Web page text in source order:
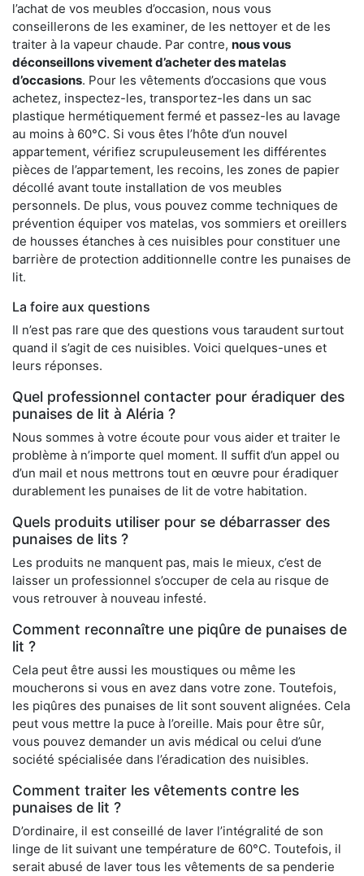
l’achat de vos meubles d’occasion, nous vous
conseillerons de les examiner, de les nettoyer et de les
traiter à la vapeur chaude. Par contre, nous vous
déconseillons vivement d’acheter des matelas
d’occasions. Pour les vêtements d’occasions que vous
achetez, inspectez-les, transportez-les dans un sac
plastique hermétiquement fermé et passez-les au lavage
au moins à 60°C. Si vous êtes l’hôte d’un nouvel
appartement, vérifiez scrupuleusement les différentes
pièces de l’appartement, les recoins, les zones de papier
décollé avant toute installation de vos meubles
personnels. De plus, vous pouvez comme techniques de
prévention équiper vos matelas, vos sommiers et oreillers
de housses étanches à ces nuisibles pour constituer une
barrière de protection additionnelle contre les punaises de
lit.
La foire aux questions
Il n’est pas rare que des questions vous taraudent surtout
quand il s’agit de ces nuisibles. Voici quelques-unes et
leurs réponses.
Quel professionnel contacter pour éradiquer des
punaises de lit à Aléria ?
Nous sommes à votre écoute pour vous aider et traiter le
problème à n’importe quel moment. Il suffit d’un appel ou
d’un mail et nous mettrons tout en œuvre pour éradiquer
durablement les punaises de lit de votre habitation.
Quels produits utiliser pour se débarrasser des
punaises de lits ?
Les produits ne manquent pas, mais le mieux, c’est de
laisser un professionnel s’occuper de cela au risque de
vous retrouver à nouveau infesté.
Comment reconnaître une piqûre de punaises de
lit ?
Cela peut être aussi les moustiques ou même les
moucherons si vous en avez dans votre zone. Toutefois,
les piqûres des punaises de lit sont souvent alignées. Cela
peut vous mettre la puce à l’oreille. Mais pour être sûr,
vous pouvez demander un avis médical ou celui d’une
société spécialisée dans l’éradication des nuisibles.
Comment traiter les vêtements contre les
punaises de lit ?
D’ordinaire, il est conseillé de laver l’intégralité de son
linge de lit suivant une température de 60°C. Toutefois, il
serait abusé de laver tous les vêtements de sa penderie